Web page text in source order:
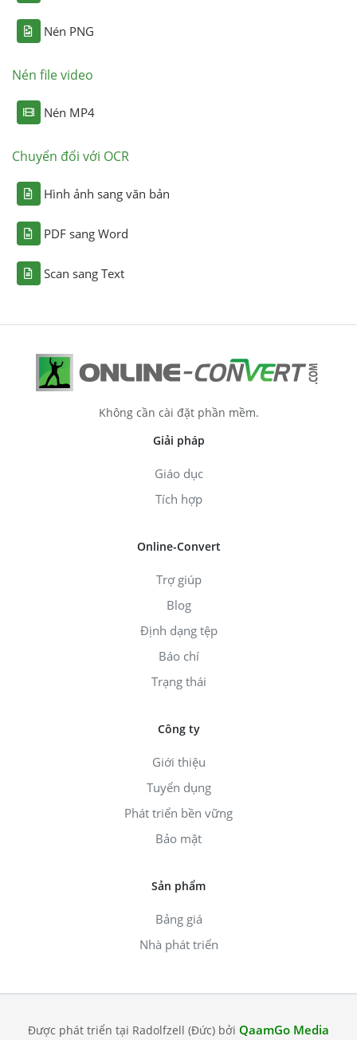
Nén PNG
Nén file video
Nén MP4
Chuyển đổi với OCR
Hình ảnh sang văn bản
PDF sang Word
Scan sang Text
Không cần cài đặt phần mềm.
Giải pháp
Giáo dục
Tích hợp
Online-Convert
Trợ giúp
Blog
Định dạng tệp
Báo chí
Trạng thái
Công ty
Giới thiệu
Tuyển dụng
Phát triển bền vững
Bảo mật
Sản phẩm
Bảng giá
Nhà phát triển
Được phát triển tại Radolfzell (Đức) bởi QaamGo Media